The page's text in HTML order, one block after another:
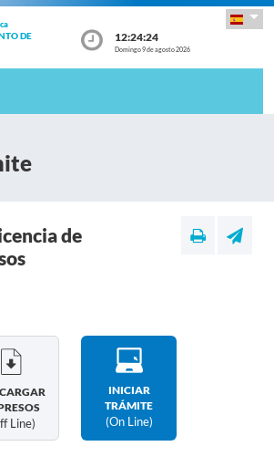
DE
12:24:24
Domingo 9 de agosto 2026
de
Line)
INICIAR
TRÁMITE
(on Line)